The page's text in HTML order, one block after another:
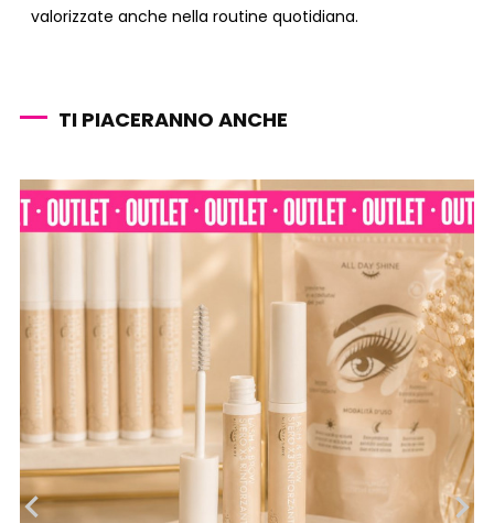
valorizzate anche nella routine quotidiana.
TI PIACERANNO ANCHE